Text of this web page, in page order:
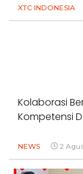
XTC INDONESIA
Kolaborasi
Kompetensi
NEWS 2